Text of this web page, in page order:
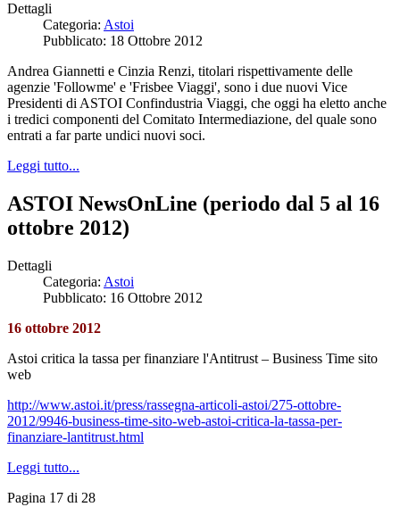
Dettagli
Categoria: Astoi
Pubblicato: 18 Ottobre 2012
Andrea Giannetti e Cinzia Renzi, titolari rispettivamente delle
agenzie 'Followme' e 'Frisbee Viaggi', sono i due nuovi Vice
Presidenti di ASTOI Confindustria Viaggi, che oggi ha eletto anche
i tredici componenti del Comitato Intermediazione, del quale sono
entrati a far parte undici nuovi soci.
Leggi tutto...
ASTOI NewsOnLine (periodo dal 5 al 16
ottobre 2012)
Dettagli
Categoria: Astoi
Pubblicato: 16 Ottobre 2012
16 ottobre 2012
Astoi critica la tassa per finanziare l'Antitrust – Business Time sito
web
http://www.astoi.it/press/rassegna-articoli-astoi/275-ottobre-
2012/9946-business-time-sito-web-astoi-critica-la-tassa-per-
finanziare-lantitrust.html
Leggi tutto...
Pagina 17 di 28